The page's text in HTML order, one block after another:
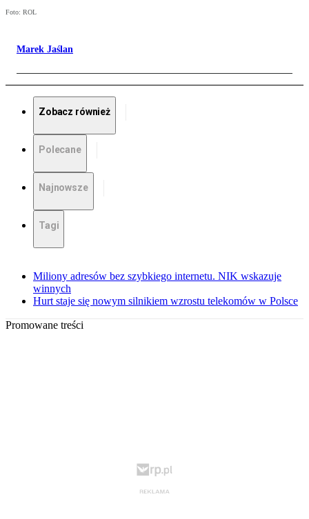
Foto: ROL
Marek Jaślan
Zobacz również
Polecane
Najnowsze
Tagi
Miliony adresów bez szybkiego internetu. NIK wskazuje
winnych
Hurt staje się nowym silnikiem wzrostu telekomów w Polsce
Promowane treści